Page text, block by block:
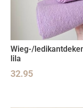
Wieg-/
lila
32.95